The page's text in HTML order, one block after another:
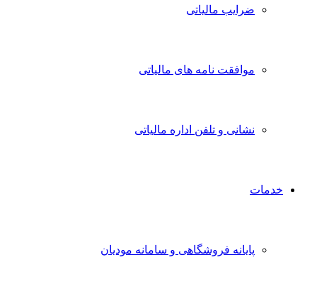
ضرایب مالیاتی
موافقت نامه های مالیاتی
نشانی و تلفن اداره مالیاتی
خدمات
پایانه فروشگاهی و سامانه مودیان